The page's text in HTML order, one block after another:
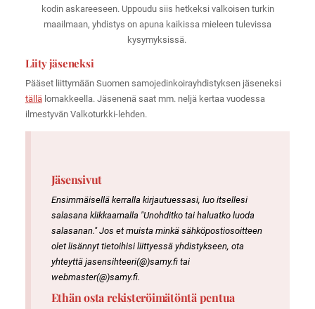
kodin askareeseen. Uppoudu siis hetkeksi valkoisen turkin
maailmaan, yhdistys on apuna kaikissa mieleen tulevissa
kysymyksissä.
Liity jäseneksi
Pääset liittymään Suomen samojedinkoirayhdistyksen jäseneksi
tällälomakkeella. Jäsenenä saat mm. neljä kertaa vuodessa
ilmestyvän Valkoturkki-lehden.
Jäsensivut
Ensimmäisellä kerralla kirjautuessasi, luo itsellesi
salasana klikkaamalla "Unohditko tai haluatko luoda
salasanan." Jos et muista minkä sähköpostiosoitteen
olet lisännyt tietoihisi liittyessä yhdistykseen, ota
yhteyttä jasensihteeri(@)samy.fi tai
webmaster(@)samy.fi.
Ethän osta rekisteröimätöntä pentua